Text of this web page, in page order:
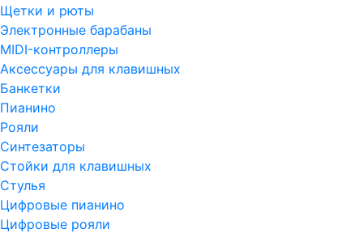
Щетки и рюты
Электронные барабаны
MIDI-контроллеры
Аксессуары для клавишных
Банкетки
Пианино
Рояли
Синтезаторы
Стойки для клавишных
Стулья
Цифровые пианино
Цифровые рояли